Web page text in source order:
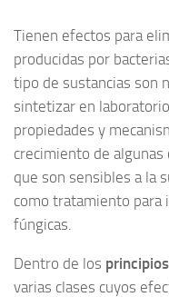
Tienen efectos para
producidas por
tipo de sustancias son
sintetizar en
propiedades y
crecimiento de
que son sensibles a la
como tratamiento para
fúngicas.
Dentro de los
varias clases cuyos